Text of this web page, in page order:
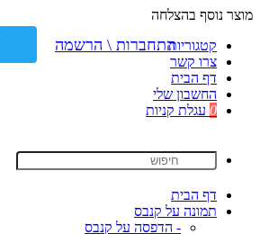
מוצר נוסף בהצלחה
קטגוריות
צרו קשר
דף הבית
החשבון שלי
0 עגלת קניות
דף הבית
תמונה על קנבס
- הדפסה על קנבס
התחברות \ הרשמה